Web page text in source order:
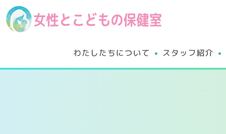
わたしたちについて スタッフ紹介